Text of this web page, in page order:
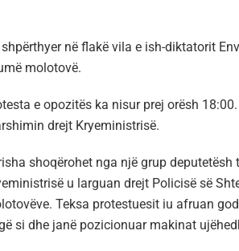
shpërthyer në flakë vila e ish-diktatorit
molotovë.
e opozitës ka nisur prej orësh
drejt Kryeministrisë.
shoqërohet nga një grup
u larguan drejt Policisë së
Teksa protestuesit iu afruan
si dhe janë pozicionuar makinat